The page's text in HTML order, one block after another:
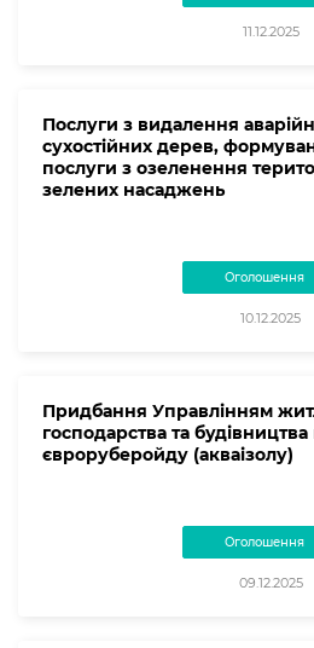
11.12.2025
Послуги з видалення
сухостійних дерев,
послуги з озеленення
зелених насаджень
Оголошення
10.12.2025
Придбання Управлінням
господарства та будівництва
євроруберойду (акваізолу)
Оголошення
09.12.2025